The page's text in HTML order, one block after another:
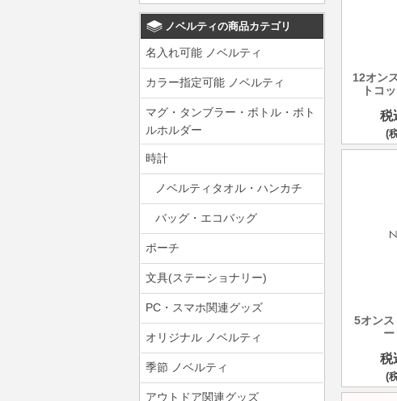
ノベルティの商品カテゴリ
名入れ可能 ノベルティ
カラー指定可能 ノベルティ
マグ・タンブラー・ボトル・ボト
ルホルダー
時計
ノベルティタオル・ハンカチ
バッグ・エコバッグ
ポーチ
文具(ステーショナリー)
PC・スマホ関連グッズ
オリジナル ノベルティ
季節 ノベルティ
アウトドア関連グッズ
12オン
トコ
税
(
5オンス
税
(